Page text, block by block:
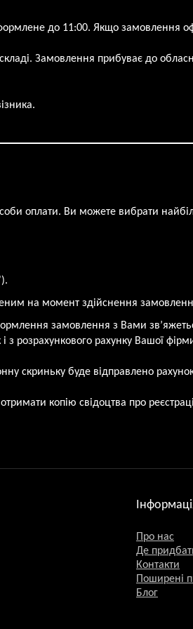
до 11:00. Якщо замовлення
Замовлення прибуває до
оплати. Ви можете вибрати
на момент здійснення
замовлення з Вами
з розрахункового рахунку Вашої
скриньку буде відправлено
копію свідоцтва про
Про нас
Де
Контакти
Поширені
Блог